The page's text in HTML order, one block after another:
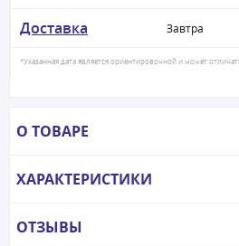
Доставка Завтра
*Указанная дата является ориентировочной и может
О ТОВАРЕ
ХАРАКТЕРИСТИКИ
ОТЗЫВЫ